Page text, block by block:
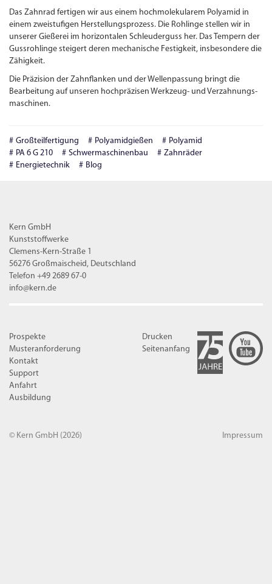
Das Zahnrad fertigen wir aus einem hoch­molekularem Polyamid in
einem zweistufigen Herstellungsprozess. Die Rohlinge stellen wir in
unserer Gießerei im horizontalen Schleuder­guss her. Das Tempern der
Guss­rohlinge steigert deren mechanische Festigkeit, insbesondere die
Zähigkeit.
Die Präzision der Zahnflanken und der Wellenpassung bringt die
Bearbeitung auf unseren hochpräzisen Werkzeug- und Verzahnungs­
maschinen.
Großteilfertigung Polyamidgießen
Polyamid
PA 6 G 210
Schwermaschinenbau
Zahnräder
Energietechnik
Blog
Kern GmbH
Kunststoffwerke
Clemens-Kern-Straße 1
56276 Großmaischeid, Deutschland
Telefon +49 2689 67-0
info@kern.de
Prospekte
Musteranforderung
Kontakt
Support
Anfahrt
Ausbildung
Drucken
Seitenanfang
© Kern GmbH (2026) Impressum